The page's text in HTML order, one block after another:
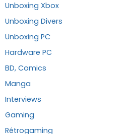
Unboxing Xbox
Unboxing Divers
Unboxing PC
Hardware PC
BD, Comics
Manga
Interviews
Gaming
Rétrogaming